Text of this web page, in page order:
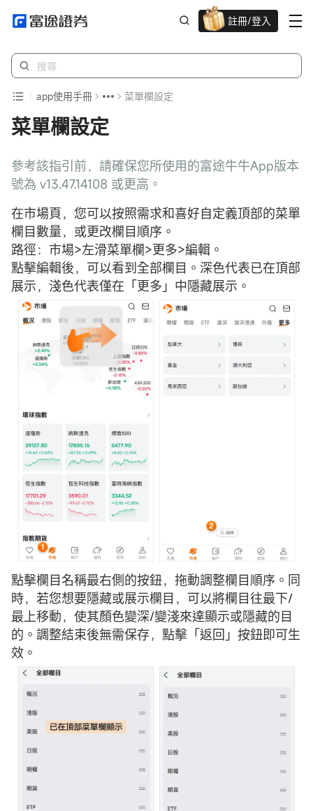
註冊/登入
迎新驚喜賞 股票/BTC等任你揀!
app使用手冊 菜單欄設定
菜單欄設定
參考該指引前，請確保您所使用的富途牛牛App版本
號為 v13.47.14108 或更高。
在市場頁，您可以按照需求和喜好自定義頂部的菜單
欄目數量，或更改欄目順序。
路徑：市場>左滑菜單欄>更多>編輯。
點擊編輯後，可以看到全部欄目。深色代表已在頂部
展示，淺色代表僅在「更多」中隱藏展示。
點擊欄目名稱最右側的按鈕，拖動調整欄目順序。同
時，若您想要隱藏或展示欄目，可以將欄目往最下/
最上移動，使其顏色變深/變淺來達顯示或隱藏的目
的。調整結束後無需保存，點擊「返回」按鈕即可生
效。